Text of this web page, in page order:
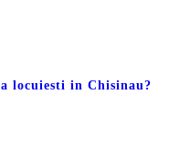
locuiesti in Chisinau?